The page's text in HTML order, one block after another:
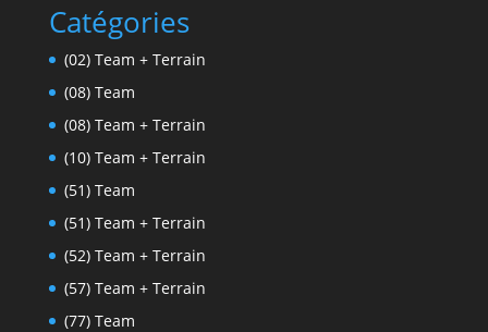
Catégories
(02) Team + Terrain
(08) Team
(08) Team + Terrain
(10) Team + Terrain
(51) Team
(51) Team + Terrain
(52) Team + Terrain
(57) Team + Terrain
(77) Team